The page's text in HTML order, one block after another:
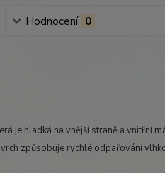
Hodnocení 0
je hladká na vnější straně a vnitřní
způsobuje rychlé odpařování